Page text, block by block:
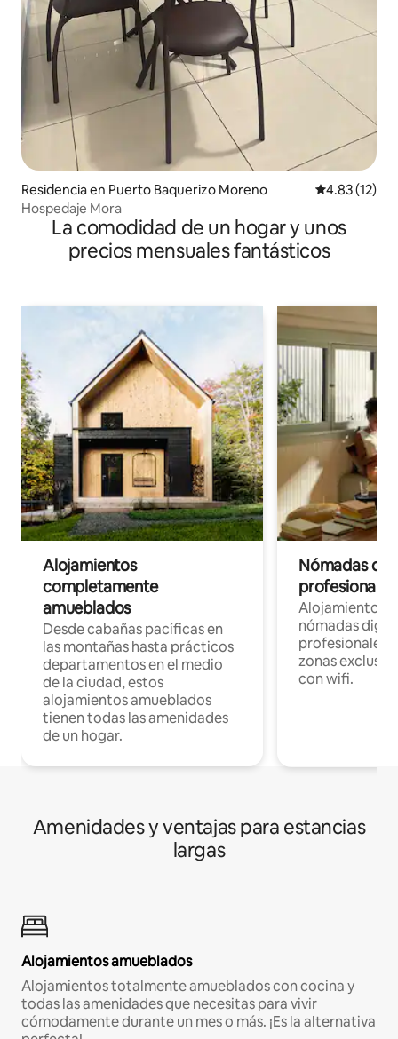
Residencia en Puerto Baquerizo Moreno Calificación
4.83 (12)
Hospedaje Mora
La comodidad de un hogar y unos
precios mensuales fantásticos
Alojamientos
completamente
amueblados
Desde cabañas pacíficas en
las montañas hasta prácticos
departamentos en el medio
de la ciudad, estos
alojamientos amueblados
tienen todas las amenidades
de un hogar.
Nómadas
Alojamientos
nómadas
profesionales
zonas
con wifi.
Amenidades y ventajas para estancias
largas
Alojamientos amueblados
Alojamientos totalmente amueblados con cocina y
todas las amenidades que necesitas para vivir
cómodamente durante un mes o más. ¡Es la alternativa